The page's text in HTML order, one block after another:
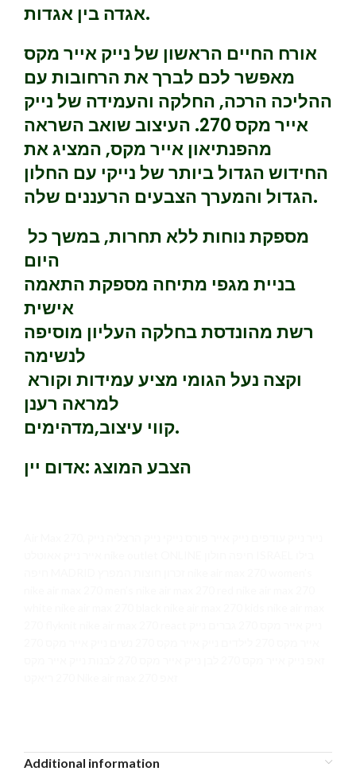
אגדה בין אגדות.
אורח החיים הראשון של נייק אייר מקס
מאפשר לכם לברך את הרחובות עם
ההליכה הרכה, החלקה והעמידה של נייק
אייר מקס 270. העיצוב שואב השראה
מהפנתיאון אייר מקס, המציג את
החידוש הגדול ביותר של נייקי עם החלון
הגדול והמערך הצבעים הרעננים שלה.
בניית מגפי מתיחה מספקת התאמה
אישית
רשת מהונדסת בחלקה העליון מוסיפה
לנשימה
וקצה נעל הגומי מציע עמידות וקורא
קווי עיצוב,מדהימים.
הצבע המוצג :אדום יין
Additional information